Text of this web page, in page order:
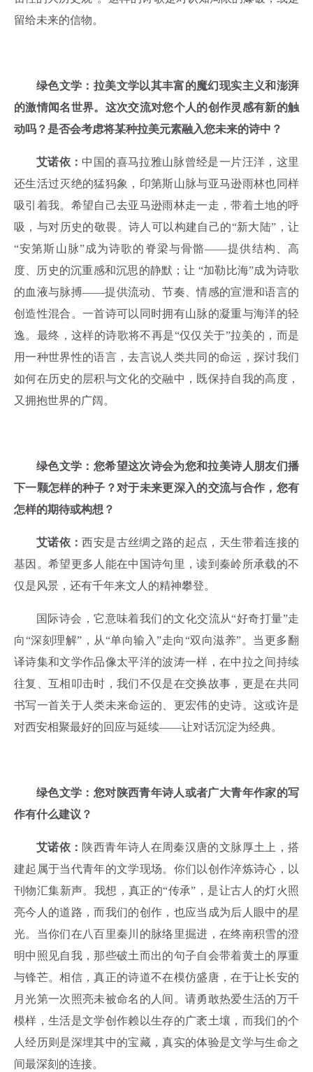
留给未来的信物。
绿色文学：拉美文学以其丰富的魔幻现实主义和澎湃
的激情闻名世界。这次交流对您个人的创作灵感有新的触
动吗？是否会考虑将某种拉美元素融入您未来的诗中？
艾诺依： 中国的喜马拉雅山脉曾经是一片汪洋，这里
还生活过灭绝的猛犸象，印第斯山脉与亚马逊雨林也同样
吸引着我。希望自己去亚马逊雨林走一走，带着土地的呼
吸，与对历史的敬畏。诗人可以构建自己的“新大陆”，让
“安第斯山脉”成为诗歌的脊梁与骨骼——提供结构、高
度、历史的沉重感和沉思的静默；让 “加勒比海”成为诗歌
的血液与脉搏——提供流动、节奏、情感的宣泄和语言的
创造性混合。一首诗可以同时拥有山脉的凝重与海洋的轻
逸。最终，这样的诗歌将不再是“仅仅关于”拉美的，而是
用一种世界性的语言，去言说人类共同的命运，探讨我们
如何在历史的层积与文化的交融中，既保持自我的高度，
又拥抱世界的广阔。
绿色文学：您希望这次诗会为您和拉美诗人朋友们播
下一颗怎样的种子？对于未来更深入的交流与合作，您有
怎样的期待或构想？
艾诺依：西安是古丝绸之路的起点，天生带着连接的
基因。希望更多人能在中国诗句里，读到秦岭所承载的不
仅是风景，还有千年来文人的精神攀登。
国际诗会，它意味着我们的文化交流从“好奇打量”走
向“深刻理解”，从“单向输入”走向“双向滋养”。当更多翻
译诗集和文学作品像太平洋的波涛一样，在中拉之间持续
往复、互相叩击时，我们不仅是在交换故事，更是在共同
书写一首关于人类未来命运的、更宏伟的史诗。这或许是
对西安相聚最好的回应与延续——让对话沉淀为经典。
绿色文学：您对陕西青年诗人或者广大青年作家的写
作有什么建议？
艾诺依： 陕西青年诗人在周秦汉唐的文脉厚土上，搭
建起属于当代青年的文学现场。你们以创作淬炼诗心，以
刊物汇集新声。我想，真正的“传承”，是让古人的灯火照
亮今人的道路，而我们的创作，也应当成为后人眼中的星
光。当你们在八百里秦川的脉络里掘进，在终南积雪的澄
明中照见自我，那些破土而出的句子自会带着黄土的厚重
与锋芒。相信，真正的诗道不在模仿盛唐，在于让长安的
月光第一次照亮未被命名的人间。请勇敢热爱生活的万千
模样，生活是文学创作赖以生存的广袤土壤，而我们的个
人经历则是深埋其中的宝藏，真实的体验是文学与生命之
间最深刻的连接。